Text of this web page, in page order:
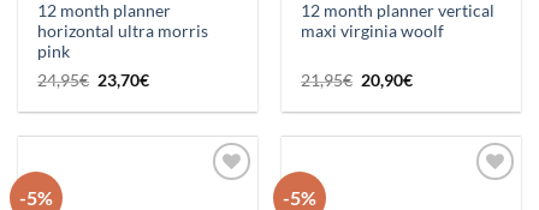
12 month planner
horizontal ultra morris
pink
24,95€ Il
prezzo
originale
24,95€.
23,70€Il
attuale
23,70€.
12 month planner vertical
maxi virginia woolf
21,95€ Il
prezzo
originale
21,95€.
20,90€Il
attuale
20,90€.
-5% -5%